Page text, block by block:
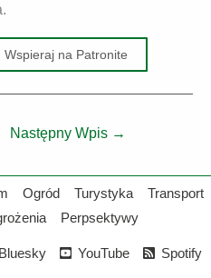
Wspieraj na Patronite
Następny Wpis →
Ogród Turystyka
Transport
Perpsektywy
Bluesky YouTube Spotify